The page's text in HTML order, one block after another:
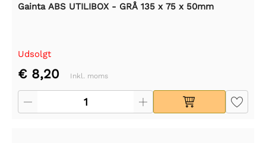
Gainta ABS UTILIBOX - GRÅ 135 x 75 x 50mm
Udsolgt
€ 8,20 Inkl. moms